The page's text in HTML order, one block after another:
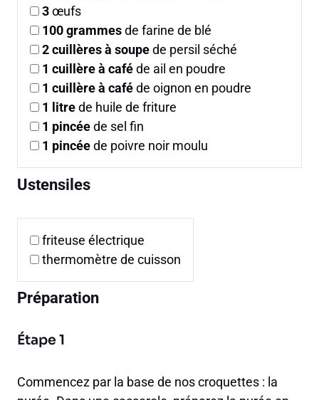
3œufs
100grammesde farine de blé
2cuillères à soupede persil séché
1 cuillère à caféde ail en poudre
1 cuillère à caféde oignon en poudre
1 litrede huile de friture
1 pincéede sel fin
1 pincéede poivre noir moulu
Ustensiles
friteuse électrique
thermomètre de cuisson
Préparation
Étape 1
Commencez par la base de nos croquettes : la